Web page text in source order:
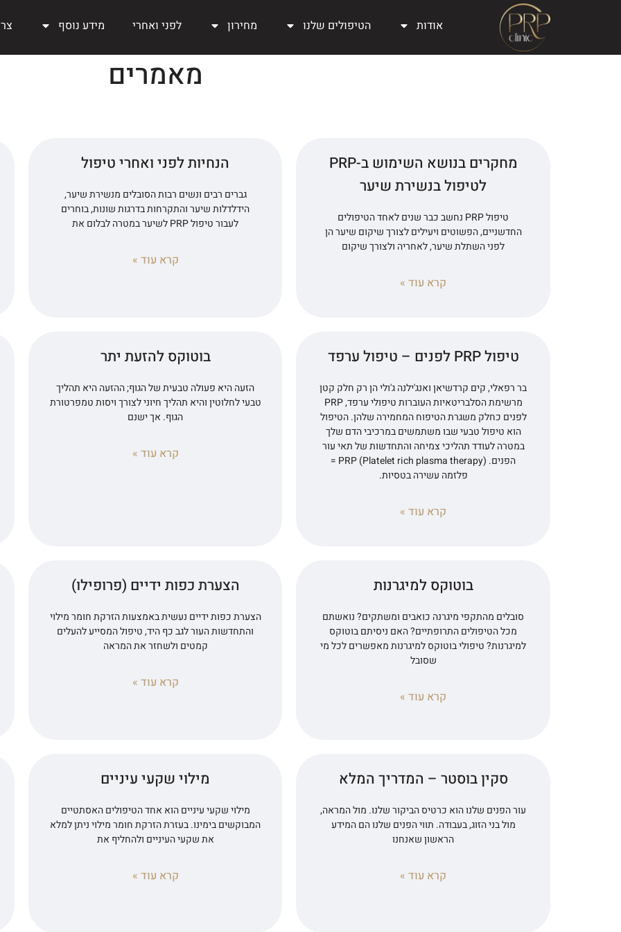
אודות הטיפולים שלנו מחירון לפני ואחרי מידע נוסף
מאמרים
מחקרים בנושא השימוש ב-PRP
לטיפול בנשירת שיער
טיפול PRP נחשב כבר שנים לאחד הטיפולים
החדשניים, הפשוטים ויעילים לצורך שיקום שיער הן
לפני השתלת שיער, לאחריה ולצורך שיקום
קרא עוד »
הנחיות לפני ואחרי טיפול
גברים רבים ונשים רבות הסובלים מנשירת שיער,
הידלדלות שיער והתקרחות בדרגות שונות, בוחרים
לעבור טיפול PRP לשיער במטרה לבלום את
קרא עוד »
טיפול PRP לפנים – טיפול ערפד
בר רפאלי, קים קרדשיאן ואנג'ילנה ג'ולי הן רק חלק קטן
מרשימת הסלבריטאיות העוברות טיפולי ערפד, PRP
לפנים כחלק משגרת הטיפוח המחמירה שלהן. הטיפול
הוא טיפול טבעי שבו משתמשים במרכיבי הדם שלך
במטרה לעודד תהליכי צמיחה והתחדשות של תאי עור
הפנים. PRP (Platelet rich plasma therapy) =
פלזמה עשירה בטסיות.
קרא עוד »
בוטוקס להזעת יתר
הזעה היא פעולה טבעית של הגוף; ההזעה היא תהליך
טבעי לחלוטין והיא תהליך חיוני לצורך ויסות טמפרטורת
הגוף. אך ישנם
קרא עוד »
בוטוקס למיגרנות
סובלים מהתקפי מיגרנה כואבים ומשתקים? נואשתם
מכל הטיפולים התרופתיים? האם ניסיתם בוטוקס
למיגרנות? טיפולי בוטוקס למיגרנות מאפשרים לכל מי
שסובל
קרא עוד »
הצערת כפות ידיים (פרופילו)
הצערת כפות ידיים נעשית באמצעות הזרקת חומר מילוי
והתחדשות העור לגב כף היד, טיפול המסייע להעלים
קמטים ולשחזר את המראה
קרא עוד »
סקין בוסטר – המדריך המלא
עור הפנים שלנו הוא כרטיס הביקור שלנו. מול המראה,
מול בני הזוג, בעבודה. תווי הפנים שלנו הם המידע
הראשון שאנחנו
קרא עוד »
מילוי שקעי עיניים
מילוי שקעי עיניים הוא אחד הטיפולים האסתטיים
המבוקשים בימינו. בעזרת הזרקת חומר מילוי ניתן למלא
את שקעי העיניים ולהחליף את
קרא עוד »